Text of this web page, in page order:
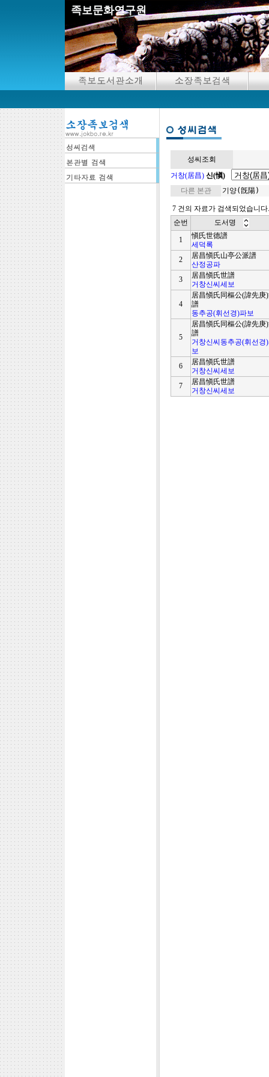
족보문화연구원
성씨조회
거창(居昌) 신(愼)
다른 본관
기양(旣陽)
7 건의 자료가 검색되었습니다.
순번
도서명
1
愼氏世德譜
세덕록
2
居昌愼氏山亭公派譜
산정공파
3
居昌愼氏世譜
거창신씨세보
4
居昌愼氏同樞公(諱先庚
譜
동추공(휘선경)파보
5
居昌愼氏同樞公(諱先庚
譜
거창신씨동추공(휘선경
보
6
居昌愼氏世譜
거창신씨세보
7
居昌愼氏世譜
거창신씨세보